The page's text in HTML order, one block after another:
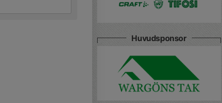
Huvudsponsor